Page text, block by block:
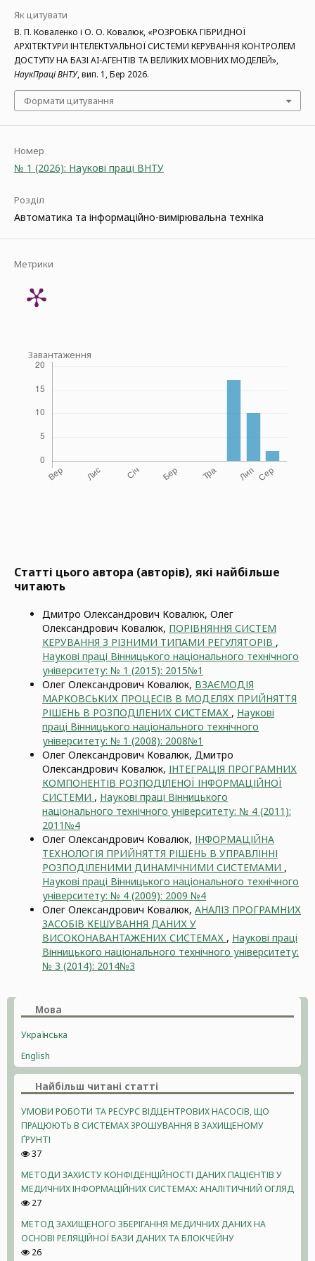
Як цитувати
В. П. Коваленко і О. О. Ковалюк, «РОЗРОБКА ГІБРИДНОЇ
АРХІТЕКТУРИ ІНТЕЛЕКТУАЛЬНОЇ СИСТЕМИ КЕРУВАННЯ КОНТРОЛЕМ
ДОСТУПУ НА БАЗІ AI-АГЕНТІВ ТА ВЕЛИКИХ МОВНИХ МОДЕЛЕЙ»,
НаукПраці ВНТУ, вип. 1, Бер 2026.
Формати цитування
Номер
№ 1 (2026): Наукові праці ВНТУ
Розділ
Автоматика та інформаційно-вимірювальна техніка
Метрики
Завантаження
Статті цього автора (авторів), які найбільше
читають
Дмитро Олександрович Ковалюк, Олег
Олександрович Ковалюк, ПОРІВНЯННЯ СИСТЕМ
КЕРУВАННЯ З РІЗНИМИ ТИПАМИ РЕГУЛЯТОРІВ ,
Наукові праці Вінницького національного технічного
університету: № 1 (2015): 2015№1
Олег Олександрович Ковалюк, ВЗАЄМОДІЯ
МАРКОВСЬКИХ ПРОЦЕСІВ В МОДЕЛЯХ ПРИЙНЯТТЯ
РІШЕНЬ В РОЗПОДІЛЕНИХ СИСТЕМАХ , Наукові
праці Вінницького національного технічного
університету: № 1 (2008): 2008№1
Олег Олександрович Ковалюк, Дмитро
Олександрович Ковалюк, ІНТЕГРАЦІЯ ПРОГРАМНИХ
КОМПОНЕНТІВ РОЗПОДІЛЕНОЇ ІНФОРМАЦІЙНОЇ
СИСТЕМИ , Наукові праці Вінницького
національного технічного університету: № 4 (2011):
2011№4
Олег Олександрович Ковалюк, ІНФОРМАЦІЙНА
ТЕХНОЛОГІЯ ПРИЙНЯТТЯ РІШЕНЬ В УПРАВЛІННІ
РОЗПОДІЛЕНИМИ ДИНАМІЧНИМИ СИСТЕМАМИ ,
Наукові праці Вінницького національного технічного
університету: № 4 (2009): 2009 №4
Олег Олександрович Ковалюк, АНАЛІЗ ПРОГРАМНИХ
ЗАСОБІВ КЕШУВАННЯ ДАНИХ У
ВИСОКОНАВАНТАЖЕНИХ СИСТЕМАХ , Наукові праці
Вінницького національного технічного університету:
№ 3 (2014): 2014№3
Мова
Українська
English
Найбільш читані статті
УМОВИ РОБОТИ ТА РЕСУРС ВІДЦЕНТРОВИХ НАСОСІВ, ЩО
ПРАЦЮЮТЬ В СИСТЕМАХ ЗРОШУВАННЯ В ЗАХИЩЕНОМУ
ҐРУНТІ
37
МЕТОДИ ЗАХИСТУ КОНФІДЕНЦІЙНОСТІ ДАНИХ ПАЦІЄНТІВ У
МЕДИЧНИХ ІНФОРМАЦІЙНИХ СИСТЕМАХ: АНАЛІТИЧНИЙ ОГЛЯД
27
МЕТОД ЗАХИЩЕНОГО ЗБЕРІГАННЯ МЕДИЧНИХ ДАНИХ НА
ОСНОВІ РЕЛЯЦІЙНОЇ БАЗИ ДАНИХ ТА БЛОКЧЕЙНУ
26